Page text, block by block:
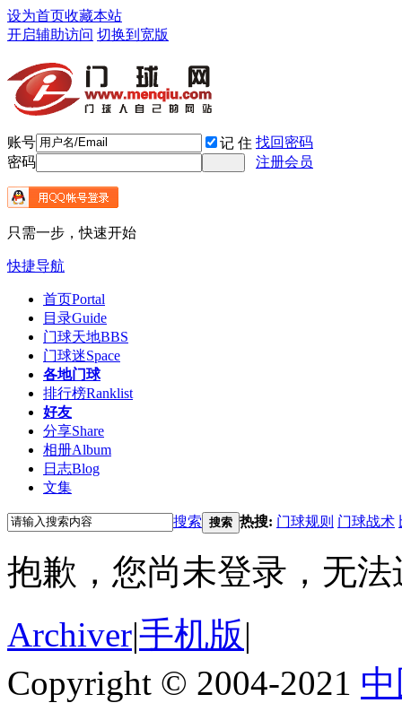
设为首页收藏本站
开启辅助访问 切换到宽版
账号 记 住 找回密码
密码
注册会员
只需一步，快速开始
快捷导航
首页Portal
目录Guide
门球天地BBS
门球迷Space
各地门球
排行榜Ranklist
好友
分享Share
相册Album
日志Blog
文集
搜索 搜索 热搜: 门球规则 门球战术
抱歉，您尚未登录，无
Archiver|手机版|
Copyright © 2004-2021